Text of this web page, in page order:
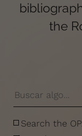
the
Search the